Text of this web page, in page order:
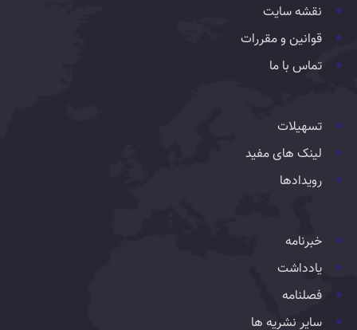
نقشه سایت
قوانین و مقررات
تماس با ما
تسهیلات
لینک های مفید
رویدادها
خبرنامه
یادداشت
فصلنامه
سایر نشریه ها